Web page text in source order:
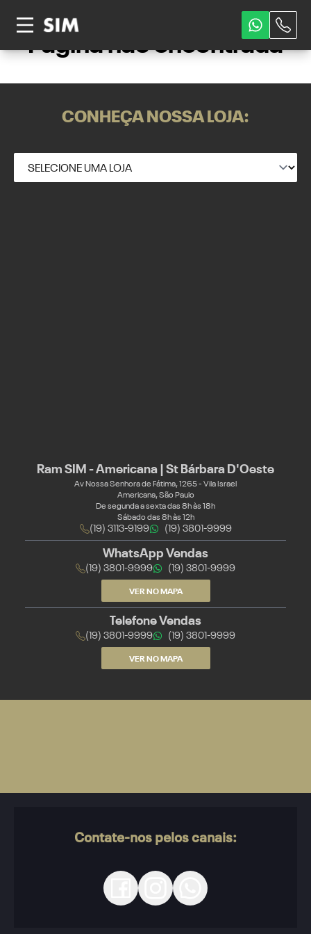
Página não encontrada
CONHEÇA NOSSA LOJA:
Ram SIM - Americana | St Bárbara D'Oeste
Av Nossa Senhora de Fátima, 1265 - Vila Israel
Americana, São Paulo
De segunda a sexta das 8h às 18h
Sábado das 8h às 12h
(19) 3113-9199 (19) 3801-9999
WhatsApp Vendas
(19) 3801-9999 (19) 3801-9999
VER NO MAPA
Telefone Vendas
(19) 3801-9999 (19) 3801-9999
VER NO MAPA
Contate-nos pelos canais: